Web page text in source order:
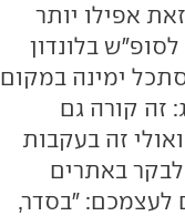
אפילו יותר
בלונדון
ימינה במקום
זה קורה גם
זה בעקבות
באתרים
לעצמכם: "בסדר,